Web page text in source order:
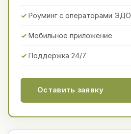
Роуминг с операторами ЭДО
Мобильное приложение
Поддержка 24/7
Оставить заявку